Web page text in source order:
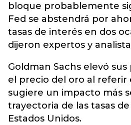
bloque probablemente
Fed se abstendrá por
tasas de interés en dos
dijeron expertos y
Goldman Sachs elevó
el precio del oro al referir
sugiere un impacto más
trayectoria de las tasas
Estados Unidos.